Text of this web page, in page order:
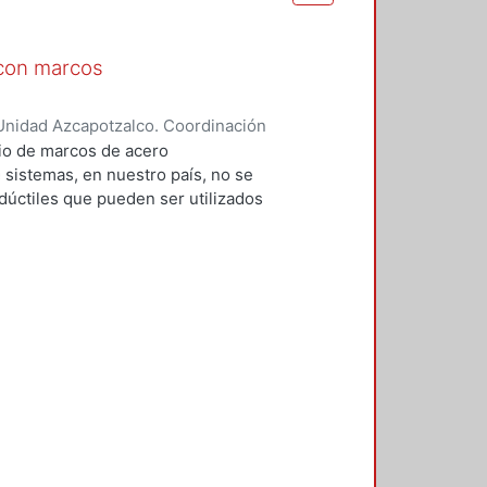
marcos
Azcapotzalco. Coordinación
Antonio;
de marcos de acero
en nuestro país, no se
que pueden ser utilizados